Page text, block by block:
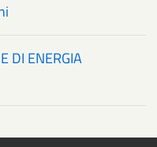
DI ENERGIA